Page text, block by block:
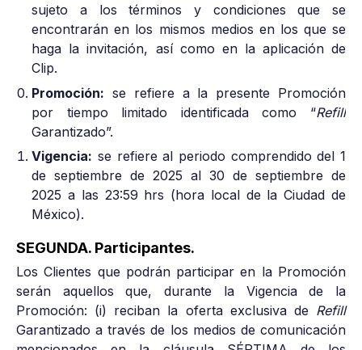
sujeto a los términos y condiciones que se
encontrarán en los mismos medios en los que se
haga la invitación, así como en la aplicación de
Clip.
Promoción: se refiere a la presente Promoción
por tiempo limitado identificada como “Refill
Garantizado”.
Vigencia: se refiere al periodo comprendido del 1
de septiembre de 2025 al 30 de septiembre de
2025 a las 23:59 hrs (hora local de la Ciudad de
México).
SEGUNDA. Participantes.
Los Clientes que podrán participar en la Promoción
serán aquellos que, durante la Vigencia de la
Promoción: (i) reciban la oferta exclusiva de Refill
Garantizado a través de los medios de comunicación